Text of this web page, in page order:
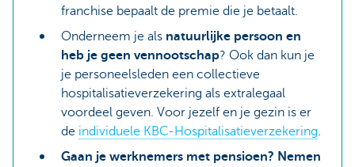
franchise bepaalt de premie die je betaalt.
Onderneem je als natuurlijke persoon en
heb je geen vennootschap? Ook dan kun je
je personeelsleden een collectieve
hospitalisatieverzekering als extralegaal
voordeel geven. Voor jezelf en je gezin is er
de individuele KBC-Hospitalisatieverzekering.
Gaan je werknemers met pensioen? Nemen